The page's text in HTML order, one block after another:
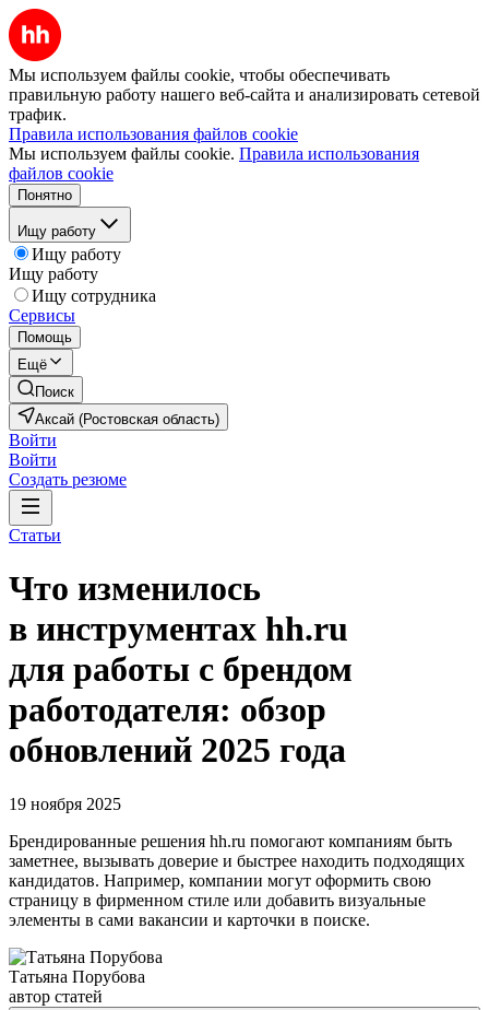
Мы используем файлы cookie, чтобы обеспечивать
правильную работу нашего веб-сайта и анализировать сетевой
трафик.
Правила использования файлов cookie
Мы используем файлы cookie. Правила использования
файлов cookie
Понятно
Ищу работу
Ищу работу
Ищу работу
Ищу сотрудника
Сервисы
Помощь
Ещё
Поиск
Аксай (Ростовская область)
Войти
Войти
Создать резюме
Статьи
Что изменилось
в инструментах hh.ru
для работы с брендом
работодателя: обзор
обновлений 2025 года
19 ноября 2025
Брендированные решения hh.ru помогают компаниям быть
заметнее, вызывать доверие и быстрее находить подходящих
кандидатов. Например, компании могут оформить свою
страницу в фирменном стиле или добавить визуальные
элементы в сами вакансии и карточки в поиске.
Татьяна Порубова
автор статей